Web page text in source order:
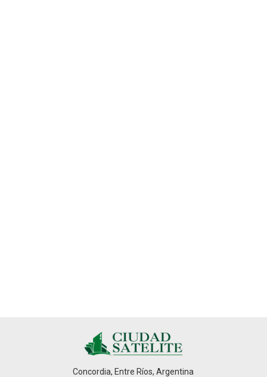
Concordia, Entre Ríos, Argentina